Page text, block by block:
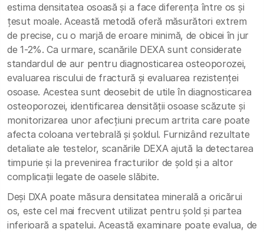
estima densitatea osoasă și a face diferența între os și
țesut moale. Această metodă oferă măsurători extrem
de precise, cu o marjă de eroare minimă, de obicei în jur
de 1-2%. Ca urmare, scanările DEXA sunt considerate
standardul de aur pentru diagnosticarea osteoporozei,
evaluarea riscului de fractură și evaluarea rezistenței
osoase. Acestea sunt deosebit de utile în diagnosticarea
osteoporozei, identificarea densității osoase scăzute și
monitorizarea unor afecțiuni precum artrita care poate
afecta coloana vertebrală și șoldul. Furnizând rezultate
detaliate ale testelor, scanările DEXA ajută la detectarea
timpurie și la prevenirea fracturilor de șold și a altor
complicații legate de oasele slăbite.
Deși DXA poate măsura densitatea minerală a oricărui
os, este cel mai frecvent utilizat pentru șold și partea
inferioară a spatelui. Această examinare poate evalua, de